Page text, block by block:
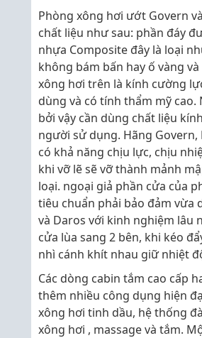
Phòng xông hơi ướt Govern
chất liệu như sau: phần đáy
nhựa Composite đây là loại
không bám bấn hay ố vàng
xông hơi trên là kính cường
dùng và có tính thẩm mỹ
bởi vậy cần dùng chất liệu
người sử dụng. Hãng
có khả năng chịu lực, chịu
khi vỡ lẽ sẽ vỡ thành mảnh
loại. ngoại giả phần cửa của
tiêu chuẩn phải bảo đảm vừa
và Daros với kinh nghiệm lâu
cửa lùa sang 2 bên, khi kéo
nhì cánh khít nhau giữ nhiệt
Các dòng cabin tắm cao cấp
thêm nhiều công dụng hiện
xông hơi tinh dầu, hệ thống
xông hơi , massage và tắm.